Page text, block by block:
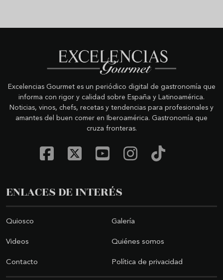
Excelencias Gourmet es un periódico digital de gastronomía que
informa con rigor y calidad sobre España y Latinoamérica.
Noticias, vinos, chefs, recetas y tendencias para profesionales y
amantes del buen comer en Iberoamérica. Gastronomía que
cruza fronteras.
ENLACES DE INTERÉS
Quiosco Galería
Videos Quiénes somos
Contacto Política de privacidad